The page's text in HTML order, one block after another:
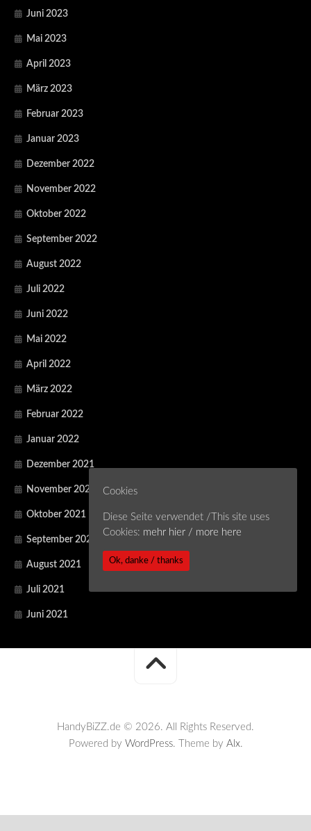
Juni 2023
Mai 2023
April 2023
März 2023
Februar 2023
Januar 2023
Dezember 2022
November 2022
Oktober 2022
September 2022
August 2022
Juli 2022
Juni 2022
Mai 2022
April 2022
März 2022
Februar 2022
Januar 2022
Dezember 2021
November 2021
Oktober 2021
September 2021
August 2021
Juli 2021
Juni 2021
HandyBiZZ.de © 2026. All Rights Reserved.
Powered by WordPress. Theme by Alx.
Cookies
Diese Seite verwendet /This site uses
Cookies: mehr hier / more here
Ok, danke / thanks